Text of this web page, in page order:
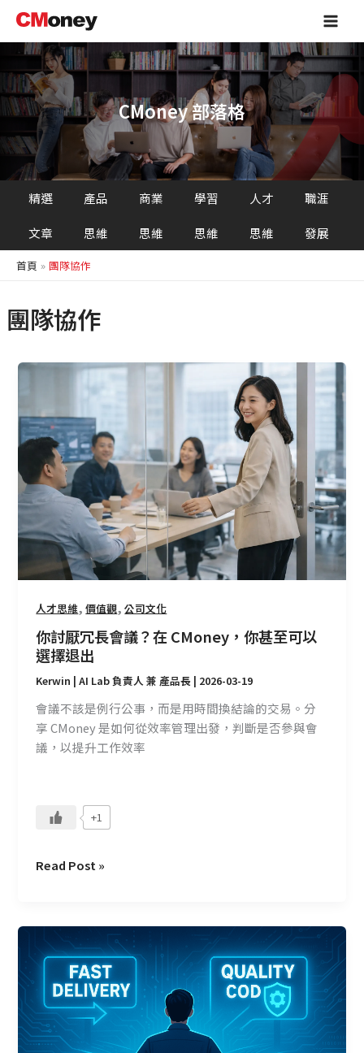
主
容
Main
CMoney 部落格
精選
文章
產品
思維
商業
思維
學習
思維
人才
思維
職涯
發展
首頁 團隊協作
團隊協作
人才思維,價值觀,公司文化
你討厭冗長會議？在 CMoney，你甚至可以
選擇退出
Kerwin | AI Lab 負責人 兼 產品長 | 2026-03-19
會議不該是例行公事，而是用時間換結論的交易。分
享 CMoney 是如何從效率管理出發，判斷是否參與會
議，以提升工作效率
+1
厭
冗
會
議？
在
CMoney，
你
至
可
選
擇
退
出
Read Post »
生
式
碼